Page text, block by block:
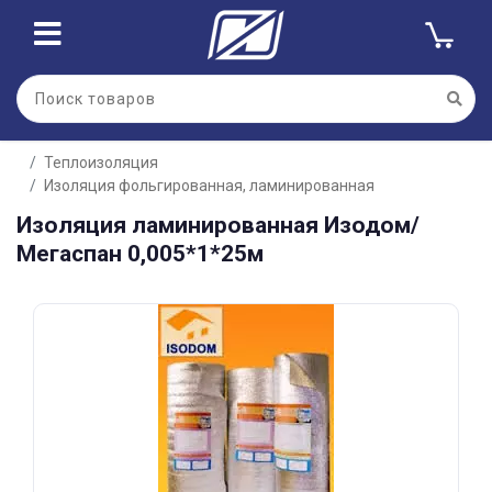
Теплоизоляция
Изоляция фольгированная, ламинированная
Изоляция ламинированная Изодом/
Мегаспан 0,005*1*25м
Для клиентов всех банков
Разбейте
оплату на части
без переплат
График платежей